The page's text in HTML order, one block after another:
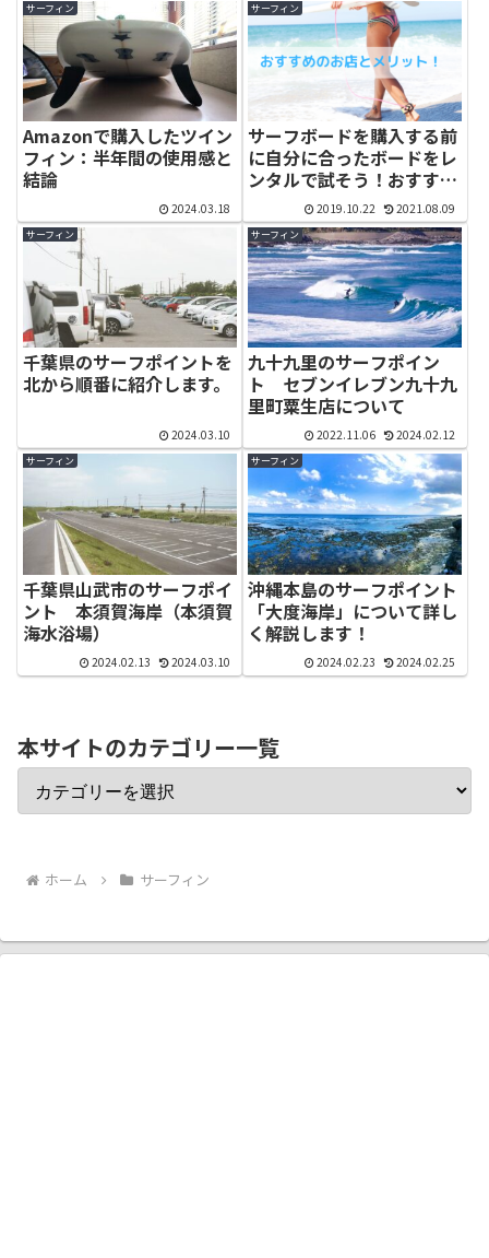
サーフィン
Amazonで購入したツイン
フィン：半年間の使用感と
結論
2024.03.18
サーフィン
サーフボードを購入する前
に自分に合ったボードをレ
ンタルで試そう！おすすめ
のサーフショップも紹介し
ます
2019.10.22 2021.08.09
サーフィン
千葉県のサーフポイントを
北から順番に紹介します。
2024.03.10
サーフィン
九十九里のサーフポイン
ト セブンイレブン九十九
里町粟生店について
2022.11.06 2024.02.12
サーフィン
千葉県山武市のサーフポイ
ント 本須賀海岸（本須賀
海水浴場）
2024.02.13 2024.03.10
サーフィン
沖縄本島のサーフポイント
「大度海岸」について詳し
く解説します！
2024.02.23 2024.02.25
本サイトのカテゴリー一覧
ホーム サーフィン